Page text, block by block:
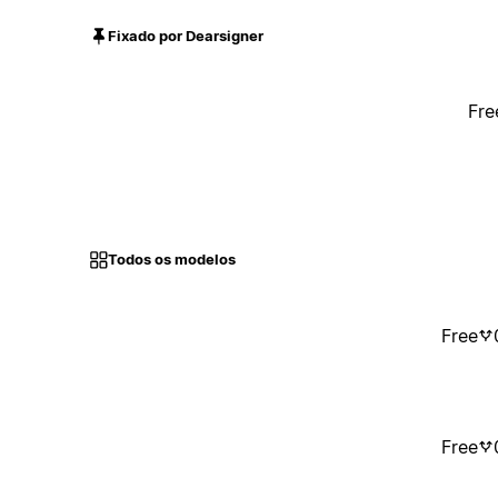
Fixado por Dearsigner
Todos os modelos
Free
Free